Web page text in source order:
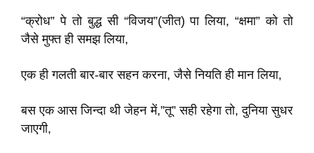
“क्रोध” पे तो बुद्ध सी “विजय”(जीत) पा लिया, “क्षमा” को तो
जैसे मुफ्त ही समझ लिया,
एक ही गलती बार-बार सहन करना, जैसे नियति ही मान लिया,
बस एक आस जिन्दा थी जेहन में,”तू” सही रहेगा तो, दुनिया सुधर
जाएगी,